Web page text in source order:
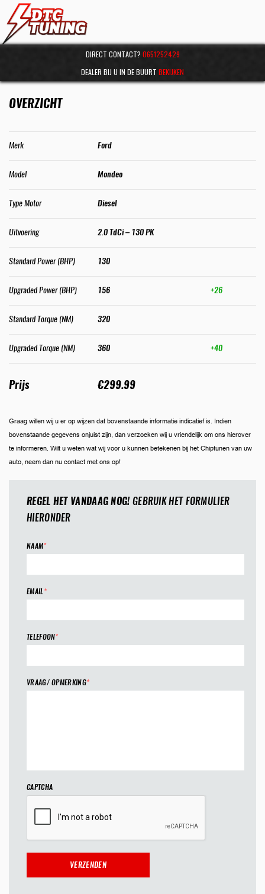
DIRECT CONTACT? 0651252429
DEALER BIJ U IN DE BUURT BEKIJKEN
OVERZICHT
Merk Ford
Model Mondeo
Type Motor Diesel
Uitvoering 2.0 TdCi – 130 PK
Standard Power (BHP) 130
Upgraded Power (BHP) 156 +26
Standard Torque (NM) 320
Upgraded Torque (NM) 360 +40
Prijs €299.99
Graag willen wij u er op wijzen dat bovenstaande informatie indicatief is. Indien
bovenstaande gegevens onjuist zijn, dan verzoeken wij u vriendelijk om ons hierover
te informeren. Wilt u weten wat wij voor u kunnen betekenen bij het Chiptunen van uw
auto, neem dan nu contact met ons op!
REGEL HET VANDAAG NOG!GEBRUIK HET FORMULIER
HIERONDER
NAAM*
EMAIL*
TELEFOON*
VRAAG/ OPMERKING*
CAPTCHA